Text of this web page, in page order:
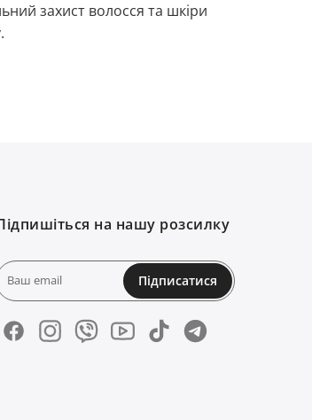
захист волосся та шкіри
на нашу розсилку
Підписатися